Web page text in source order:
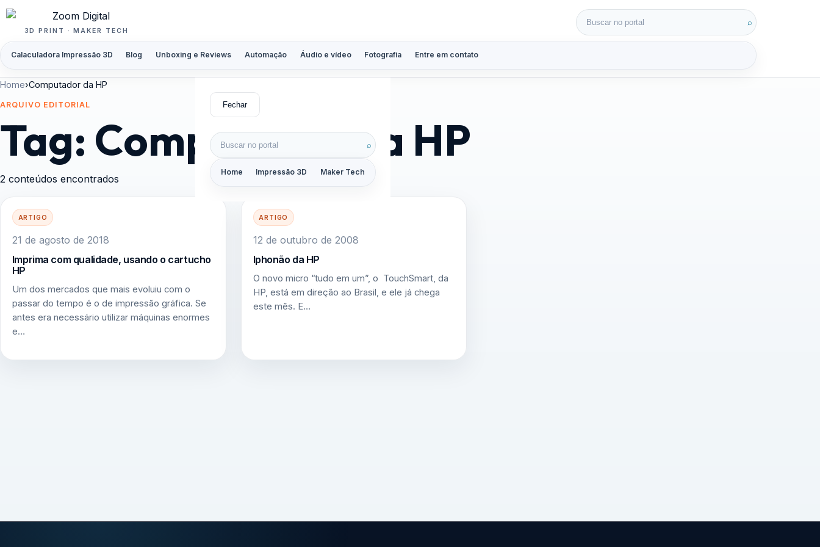
Pular para o conteúdo
3D PRINT · MAKER TECH
Calaculadora Impressão 3D Blog Unboxing e Reviews Automação Áudio e vídeo Fotografia Entre em contato
Buscar por: ⌕
Fechar
Buscar por: ⌕
Home Impressão 3D Maker Tech
Home›Computador da HP
ARQUIVO EDITORIAL
Tag: Computador da HP
2 conteúdos encontrados
ARTIGO
21 de agosto de 2018
Imprima com qualidade, usando o cartucho
HP
Um dos mercados que mais evoluiu com o
passar do tempo é o de impressão gráfica. Se
antes era necessário utilizar máquinas enormes
e…
ARTIGO
12 de outubro de 2008
Iphonão da HP
O novo micro “tudo em um”, o TouchSmart, da
HP, está em direção ao Brasil, e ele já chega
este mês. E…